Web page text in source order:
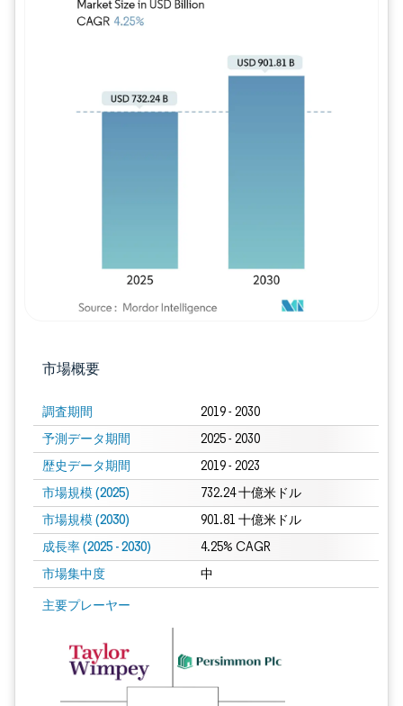
市場概要
調査期間 2019 - 2030
予測データ期間 2025 - 2030
歴史データ期間 2019 - 2023
市場規模 (2025) 732.24 十億米ドル
市場規模 (2030) 901.81 十億米ドル
成長率 (2025 - 2030) 4.25% CAGR
市場集中度 中
主要プレーヤー
画像 © Mordor Intelligence。再利用にはCC BY 4.0の表示が必要です。